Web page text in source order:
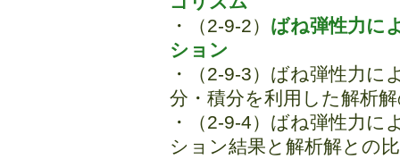
・（2-9-2） ばね弾性力に
ション
・（2-9-3）ばね弾性力に
分・積分を利用した解析
・（2-9-4）ばね弾性力に
ション結果と解析解との